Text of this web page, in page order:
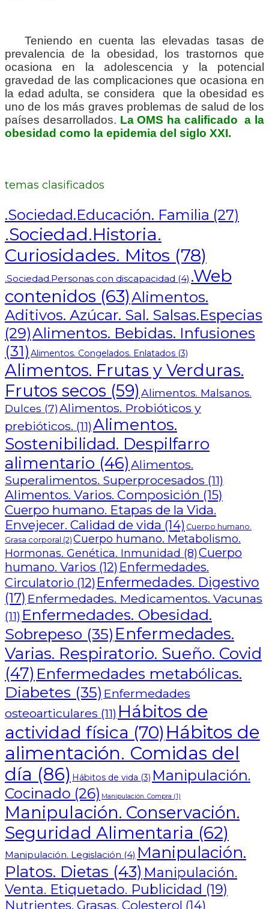
Teniendo en cuenta las elevadas tasas de
prevalencia de la obesidad, los trastornos que
ocasiona en la adolescencia y la potencial
gravedad de las complicaciones que ocasiona en
la edad adulta, se considera que la obesidad es
uno de los más graves problemas de salud de los
países desarrollados. La OMS ha calificado a la
obesidad como la epidemia del siglo XXI.
temas clasificados
.Sociedad.Educación. Familia (27)
.Sociedad.Historia.
Curiosidades. Mitos (78)
.Sociedad.Personas con discapacidad (4) .Web
contenidos (63)Alimentos.
Aditivos. Azúcar. Sal. Salsas.Especias
(29)Alimentos. Bebidas. Infusiones
(31) Alimentos. Congelados. Enlatados (3)
Alimentos. Frutas y Verduras.
Frutos secos (59) Alimentos. Malsanos.
Dulces (7)Alimentos. Probióticos y
prebióticos. (11)Alimentos.
Sostenibilidad. Despilfarro
alimentario (46) Alimentos.
Superalimentos. Superprocesados (11)
Alimentos. Varios. Composición (15)
Cuerpo humano. Etapas de la Vida.
Envejecer. Calidad de vida (14) Cuerpo humano.
Grasa corporal (2) Cuerpo humano. Metabolismo.
Hormonas. Genética. Inmunidad (8)Cuerpo
humano. Varios (12) Enfermedades.
Circulatorio (12) Enfermedades. Digestivo
(17) Enfermedades. Medicamentos. Vacunas
(11) Enfermedades. Obesidad.
Sobrepeso (35) Enfermedades.
Varias. Respiratorio. Sueño. Covid
(47) Enfermedades metabólicas.
Diabetes (35) Enfermedades
osteoarticulares (11) Hábitos de
actividad física (70) Hábitos de
alimentación. Comidas del
día (86) Hábitos de vida (3) Manipulación.
Cocinado (26) Manipulación. Compra (1)
Manipulación. Conservación.
Seguridad Alimentaria (62)
Manipulación. Legislación (4) Manipulación.
Platos. Dietas (43) Manipulación.
Venta. Etiquetado. Publicidad (19)
Nutrientes. Grasas. Colesterol (14)